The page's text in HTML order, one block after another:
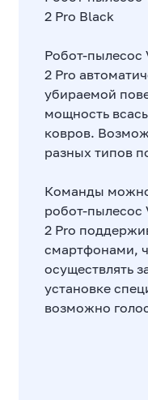
2 Pro Black
Робот-пылесос
2 Pro
убираемой
мощность
ковров.
разных типов
Команды
робот-пылесос
2 Pro
смартфонами,
осуществлять
установке
возможно